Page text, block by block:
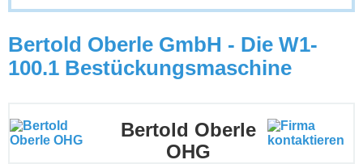
Bertold Oberle GmbH - Die W1-
100.1 Bestückungsmaschine
Bertold Oberle
OHG